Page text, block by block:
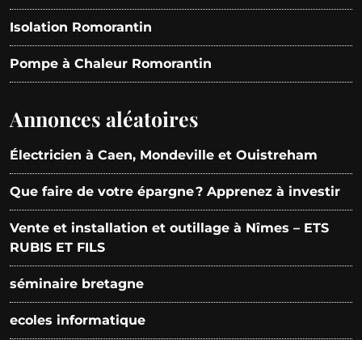
Isolation Romorantin
Pompe à Chaleur Romorantin
Annonces aléatoires
Électricien à Caen, Mondeville et Ouistreham
Que faire de votre épargne ? Apprenez à investir
Vente et installation et outillage à Nîmes – ETS
RUBIS ET FILS
séminaire bretagne
ecoles informatique